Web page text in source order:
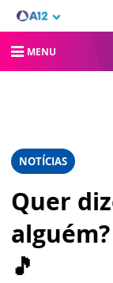
MENU
NOTÍCIAS
Quer
🎵